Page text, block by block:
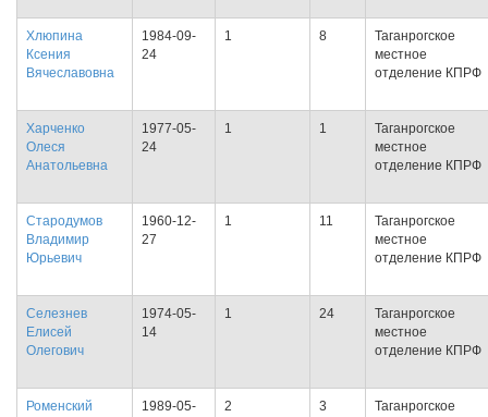
Хлюпина
Ксения
Вячеславовна
1984-09-
24
1 8
Таганрогское
местное
отделение КПРФ
Харченко
Олеся
Анатольевна
1977-05-
24
1 1
Таганрогское
местное
отделение КПРФ
Стародумов
Владимир
Юрьевич
1960-12-
27
1 11
Таганрогское
местное
отделение КПРФ
Селезнев
Елисей
Олегович
1974-05-
14
1 24
Таганрогское
местное
отделение КПРФ
Роменский 1989-05- 2 3 Таганрогское